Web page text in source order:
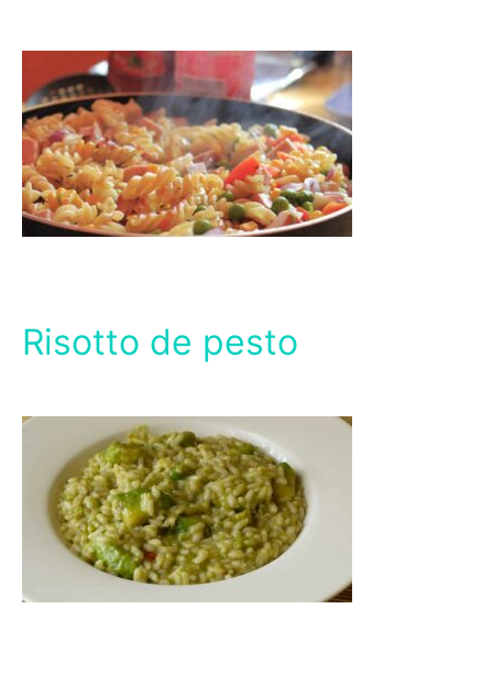
Risotto de pesto